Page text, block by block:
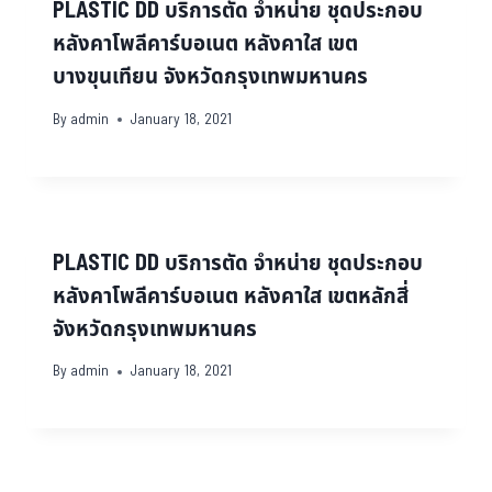
PLASTIC DD บริการตัด จำหน่าย ชุดประกอบ
หลังคาโพลีคาร์บอเนต หลังคาใส เขต
บางขุนเทียน จังหวัดกรุงเทพมหานคร
By admin January 18, 2021
PLASTIC DD บริการตัด จำหน่าย ชุดประกอบ
หลังคาโพลีคาร์บอเนต หลังคาใส เขตหลักสี่
จังหวัดกรุงเทพมหานคร
By admin January 18, 2021